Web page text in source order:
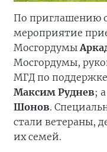
По приглашению
мероприятие
Мосгордумы
Мосгордумы,
МГД по
Максим Руднев;
Шонов.
стали ветераны,
их семей.